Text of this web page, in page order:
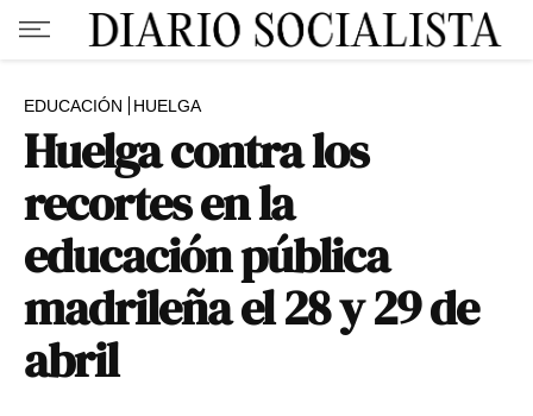
EDUCACIÓN HUELGA
Huelga contra los
recortes en la
educación pública
madrileña el 28 y 29 de
abril